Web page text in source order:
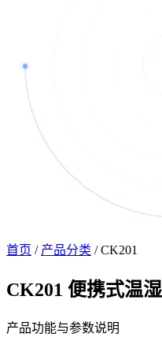
首页 / 产品分类 / CK201
CK201 便携式温
产品功能与参数说明